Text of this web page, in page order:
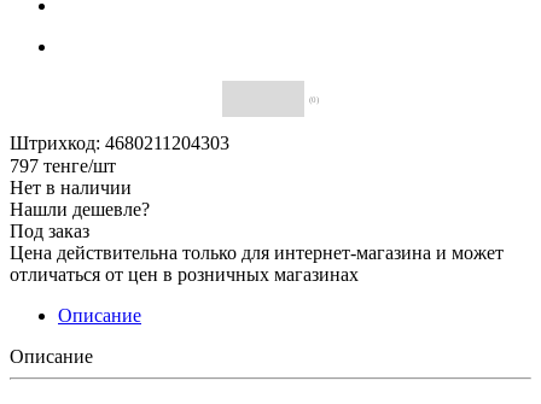
(0)
Штрихкод: 4680211204303
797 тенге/шт
Нет в наличии
Нашли дешевле?
Под заказ
Цена действительна только для интернет-магазина и может
отличаться от цен в розничных магазинах
Описание
Описание